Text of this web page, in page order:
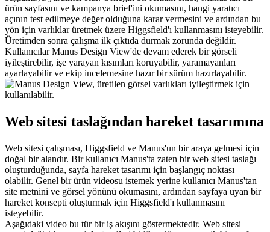
ürün sayfasını ve kampanya brief'ini okumasını, hangi yaratıcı
açının test edilmeye değer olduğuna karar vermesini ve ardından bu
yön için varlıklar üretmek üzere Higgsfield'ı kullanmasını isteyebilir.
Üretimden sonra çalışma ilk çıktıda durmak zorunda değildir.
Kullanıcılar Manus Design View'de devam ederek bir görseli
iyileştirebilir, işe yarayan kısımları koruyabilir, yaramayanları
ayarlayabilir ve ekip incelemesine hazır bir sürüm hazırlayabilir.
Web sitesi taslağından hareket tasarımına
Web sitesi çalışması, Higgsfield ve Manus'un bir araya gelmesi için
doğal bir alandır. Bir kullanıcı Manus'ta zaten bir web sitesi taslağı
oluşturduğunda, sayfa hareket tasarımı için başlangıç noktası
olabilir. Genel bir ürün videosu istemek yerine kullanıcı Manus'tan
site metnini ve görsel yönünü okumasını, ardından sayfaya uyan bir
hareket konsepti oluşturmak için Higgsfield'ı kullanmasını
isteyebilir.
Aşağıdaki video bu tür bir iş akışını göstermektedir. Web sitesi